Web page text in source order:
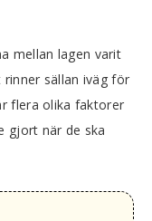
mellan lagen varit
sällan iväg för
flera olika faktorer
gjort när de ska